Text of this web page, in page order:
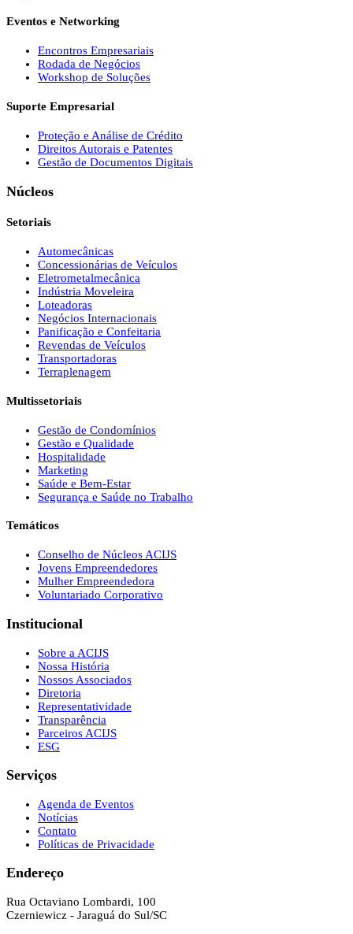
Eventos e Networking
Encontros Empresariais
Rodada de Negócios
Workshop de Soluções
Suporte Empresarial
Proteção e Análise de Crédito
Direitos Autorais e Patentes
Gestão de Documentos Digitais
Núcleos
Setoriais
Automecânicas
Concessionárias de Veículos
Eletrometalmecânica
Indústria Moveleira
Loteadoras
Negócios Internacionais
Panificação e Confeitaria
Revendas de Veículos
Transportadoras
Terraplenagem
Multissetoriais
Gestão de Condomínios
Gestão e Qualidade
Hospitalidade
Marketing
Saúde e Bem-Estar
Segurança e Saúde no Trabalho
Temáticos
Conselho de Núcleos ACIJS
Jovens Empreendedores
Mulher Empreendedora
Voluntariado Corporativo
Institucional
Sobre a ACIJS
Nossa História
Nossos Associados
Diretoria
Representatividade
Transparência
Parceiros ACIJS
ESG
Serviços
Agenda de Eventos
Notícias
Contato
Políticas de Privacidade
Endereço
Rua Octaviano Lombardi, 100
Czerniewicz - Jaraguá do Sul/SC